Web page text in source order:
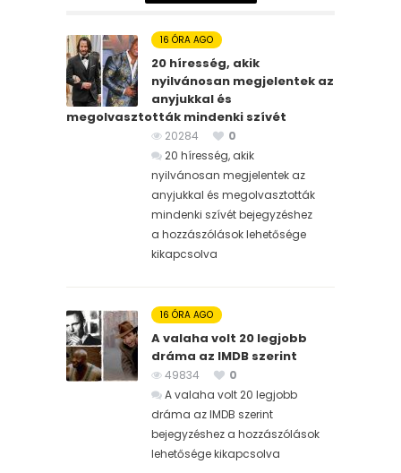
16 ÓRA AGO
20 híresség, akik
nyilvánosan megjelentek az
anyjukkal és
megolvasztották mindenki szívét
20284
0
20 híresség, akik
nyilvánosan megjelentek az
anyjukkal és megolvasztották
mindenki szívét bejegyzéshez
a hozzászólások lehetősége
kikapcsolva
16 ÓRA AGO
A valaha volt 20 legjobb
dráma az IMDB szerint
49834
0
A valaha volt 20 legjobb
dráma az IMDB szerint
bejegyzéshez a hozzászólások
lehetősége kikapcsolva